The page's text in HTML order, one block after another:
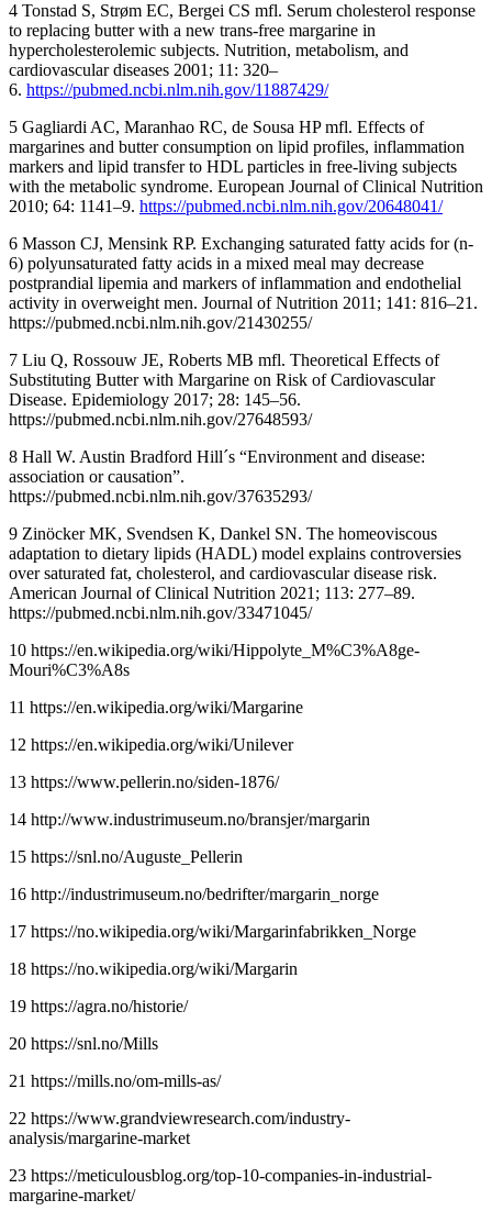
4 Tonstad S, Strøm EC, Bergei CS mfl. Serum cholesterol response
to replacing butter with a new trans-free margarine in
hypercholesterolemic subjects. Nutrition, metabolism, and
cardiovascular diseases 2001; 11: 320–
6. https://pubmed.ncbi.nlm.nih.gov/11887429/
5 Gagliardi AC, Maranhao RC, de Sousa HP mfl. Effects of
margarines and butter consumption on lipid profiles, inflammation
markers and lipid transfer to HDL particles in free-living subjects
with the metabolic syndrome. European Journal of Clinical Nutrition
2010; 64: 1141–9. https://pubmed.ncbi.nlm.nih.gov/20648041/
6 Masson CJ, Mensink RP. Exchanging saturated fatty acids for (n-
6) polyunsaturated fatty acids in a mixed meal may decrease
postprandial lipemia and markers of inflammation and endothelial
activity in overweight men. Journal of Nutrition 2011; 141: 816–21.
https://pubmed.ncbi.nlm.nih.gov/21430255/
7 Liu Q, Rossouw JE, Roberts MB mfl. Theoretical Effects of
Substituting Butter with Margarine on Risk of Cardiovascular
Disease. Epidemiology 2017; 28: 145–56.
https://pubmed.ncbi.nlm.nih.gov/27648593/
8 Hall W. Austin Bradford Hill´s “Environment and disease:
association or causation”.
https://pubmed.ncbi.nlm.nih.gov/37635293/
9 Zinöcker MK, Svendsen K, Dankel SN. The homeoviscous
adaptation to dietary lipids (HADL) model explains controversies
over saturated fat, cholesterol, and cardiovascular disease risk.
American Journal of Clinical Nutrition 2021; 113: 277–89.
https://pubmed.ncbi.nlm.nih.gov/33471045/
10 https://en.wikipedia.org/wiki/Hippolyte_M%C3%A8ge-
Mouri%C3%A8s
11 https://en.wikipedia.org/wiki/Margarine
12 https://en.wikipedia.org/wiki/Unilever
13 https://www.pellerin.no/siden-1876/
14 http://www.industrimuseum.no/bransjer/margarin
15 https://snl.no/Auguste_Pellerin
16 http://industrimuseum.no/bedrifter/margarin_norge
17 https://no.wikipedia.org/wiki/Margarinfabrikken_Norge
18 https://no.wikipedia.org/wiki/Margarin
19 https://agra.no/historie/
20 https://snl.no/Mills
21 https://mills.no/om-mills-as/
22 https://www.grandviewresearch.com/industry-
analysis/margarine-market
23 https://meticulousblog.org/top-10-companies-in-industrial-
margarine-market/